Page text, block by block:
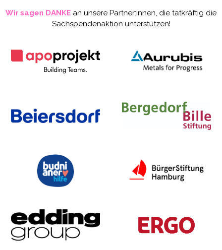
Wir sagen DANKE an unsere Partner:innen, die tatkräftig die
Sachspendenaktion unterstützen!